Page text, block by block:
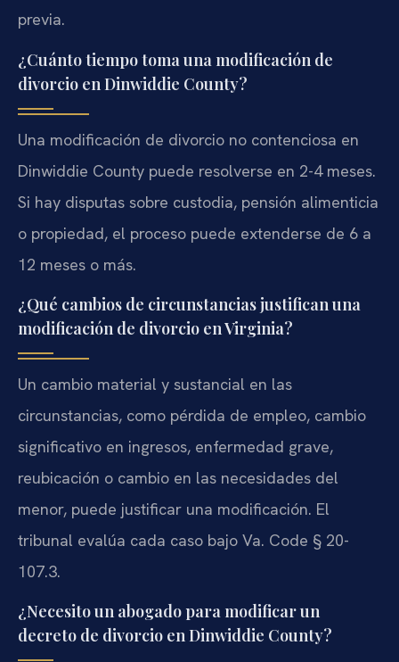
previa.
¿Cuánto tiempo toma una modificación de
divorcio en Dinwiddie County?
Una modificación de divorcio no contenciosa en
Dinwiddie County puede resolverse en 2-4 meses.
Si hay disputas sobre custodia, pensión alimenticia
o propiedad, el proceso puede extenderse de 6 a
12 meses o más.
¿Qué cambios de circunstancias justifican una
modificación de divorcio en Virginia?
Un cambio material y sustancial en las
circunstancias, como pérdida de empleo, cambio
significativo en ingresos, enfermedad grave,
reubicación o cambio en las necesidades del
menor, puede justificar una modificación. El
tribunal evalúa cada caso bajo Va. Code § 20-
107.3.
¿Necesito un abogado para modificar un
decreto de divorcio en Dinwiddie County?